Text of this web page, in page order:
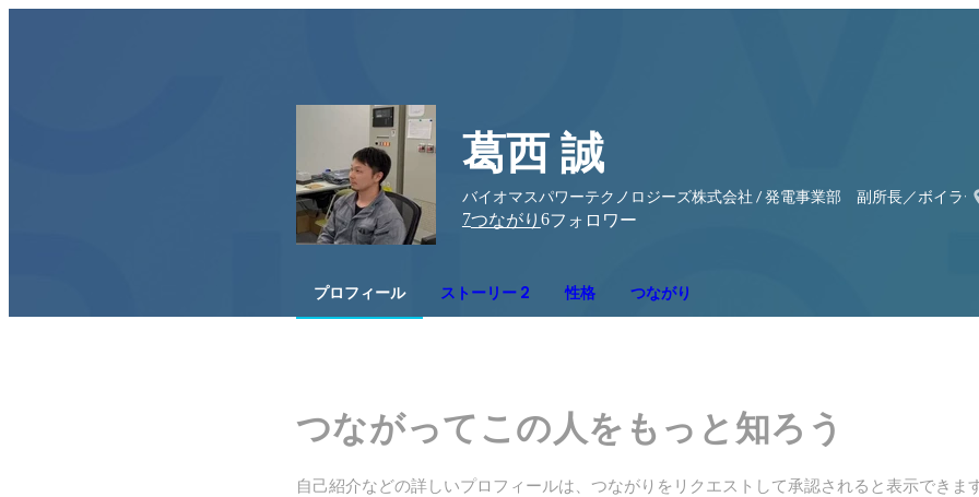
葛西 誠
バイオマスパワーテクノロジーズ株式会社 / 発電事業部 副所長／ボイラ
7つながり 6フォロワー
プロフィール ストーリー 2 性格 つながり
つながってこの人をもっと知ろう
自己紹介などの詳しいプロフィールは、つながりをリクエストして承認されると表示できま